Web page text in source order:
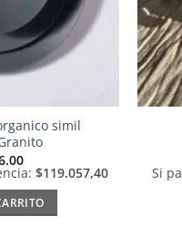
simil
$119.057,40 Si